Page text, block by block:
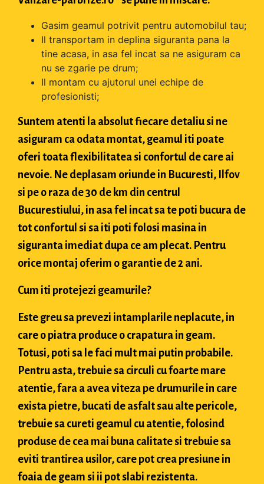
Gasim geamul potrivit pentru automobilul tau;
Il transportam in deplina siguranta pana la
tine acasa, in asa fel incat sa ne asiguram ca
nu se zgarie pe drum;
Il montam cu ajutorul unei echipe de
profesionisti;
Suntem atenti la absolut fiecare detaliu si ne
asiguram ca odata montat, geamul iti poate
oferi toata flexibilitatea si confortul de care ai
nevoie. Ne deplasam oriunde in Bucuresti, Ilfov
si pe o raza de 30 de km din centrul
Bucurestiului, in asa fel incat sa te poti bucura de
tot confortul si sa iti poti folosi masina in
siguranta imediat dupa ce am plecat. Pentru
orice montaj oferim o garantie de 2 ani.
Cum iti protejezi geamurile?
Este greu sa prevezi intamplarile neplacute, in
care o piatra produce o crapatura in geam.
Totusi, poti sa le faci mult mai putin probabile.
Pentru asta, trebuie sa circuli cu foarte mare
atentie, fara a avea viteza pe drumurile in care
exista pietre, bucati de asfalt sau alte pericole,
trebuie sa cureti geamul cu atentie, folosind
produse de cea mai buna calitate si trebuie sa
eviti trantirea usilor, care pot crea presiune in
foaia de geam si ii pot slabi rezistenta.